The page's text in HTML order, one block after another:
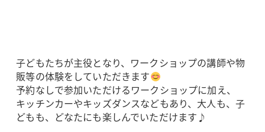
子どもたちが主役となり、ワークショップの講師や物
販等の体験をしていただきます
予約なしで参加いただけるワークショップに加え、
キッチンカーやキッズダンスなどもあり、大人も、子
どもも、どなたにも楽しんでいただけます♪